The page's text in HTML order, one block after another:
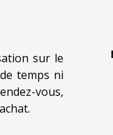
sur le
temps ni
vous,